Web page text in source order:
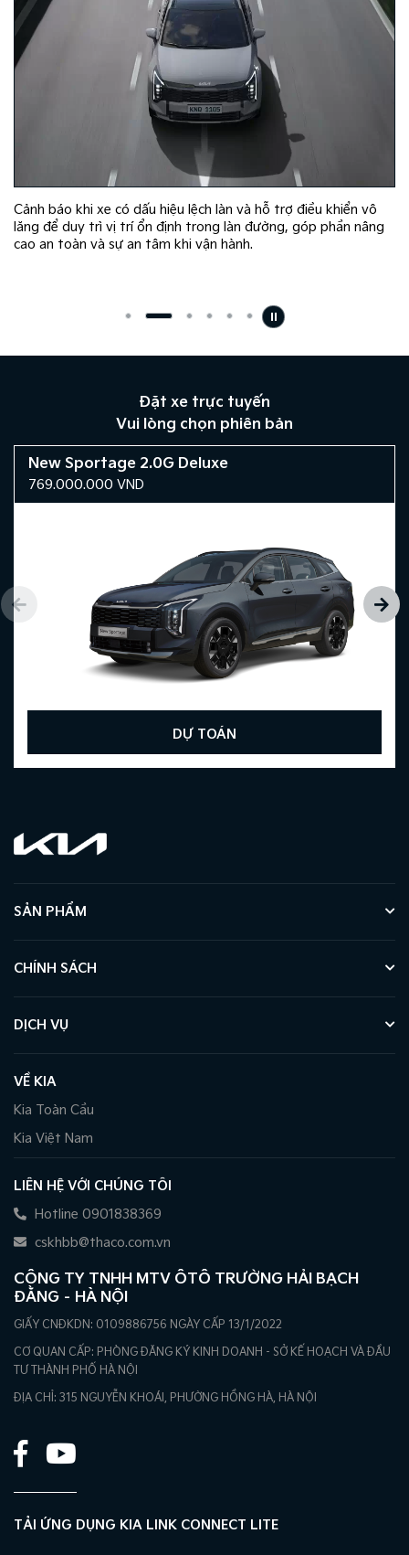
Cảnh báo khi xe có dấu hiệu lệch làn và hỗ trợ điều khiển vô
lăng để duy trì vị trí ổn định trong làn đường, góp phần nâng
cao an toàn và sự an tâm khi vận hành.
Đặt xe trực tuyến
Vui lòng chọn phiên bản
New Sportage 2.0G Deluxe
769.000.000 VND
DỰ TOÁN
SẢN PHẨM
CHÍNH SÁCH
DỊCH VỤ
VỀ KIA
Kia Toàn Cầu
Kia Việt Nam
LIÊN HỆ VỚI CHÚNG TÔI
Hotline 0901838369
cskhbb@thaco.com.vn
CÔNG TY TNHH MTV ÔTÔ TRƯỜNG HẢI BẠCH
ĐẰNG – HÀ NỘI
GIẤY CNĐKDN: 0109886756 NGÀY CẤP 13/1/2022
CƠ QUAN CẤP: PHÒNG ĐĂNG KÝ KINH DOANH - SỞ KẾ HOẠCH VÀ ĐẦU
TƯ THÀNH PHỐ HÀ NỘI
ĐỊA CHỈ: 315 NGUYỄN KHOÁI, PHƯỜNG HỒNG HÀ, HÀ NỘI
TẢI ỨNG DỤNG KIA LINK CONNECT LITE